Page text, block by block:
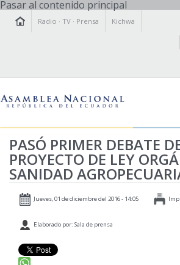
Pasar al contenido principal
Radio ·TV · Prensa Kichwa
LA ASAMBLEA
LEGISLAMOS
FISCALIZAMOS
PRENSA
PARTICIPACIÓN
RELACIONES INTERNACIONALES
PASÓ PRIMER DEBATE
PROYECTO DE LEY
SANIDAD
Jueves, 01 de diciembre del 2016 - 14:05
Elaborado por: Sala de prensa